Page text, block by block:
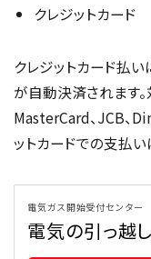
クレジットカード
クレジットカード払
が自動決済されます。
MasterCard、JCB、
ットカードでの支払
電気ガス開始受付センター
電気の引っ越